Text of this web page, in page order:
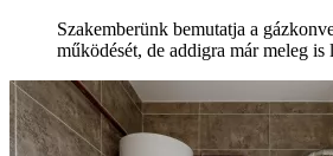
Szakemberünk bemutatja a
működését, de addigra már meleg is